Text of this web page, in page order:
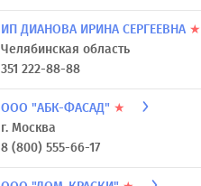
ИП ДИАНОВА ИРИНА СЕРГЕЕВНА ★
Челябинская область
351 222-88-88
ООО "АБК-ФАСАД" ★
г. Москва
8 (800) 555-66-17